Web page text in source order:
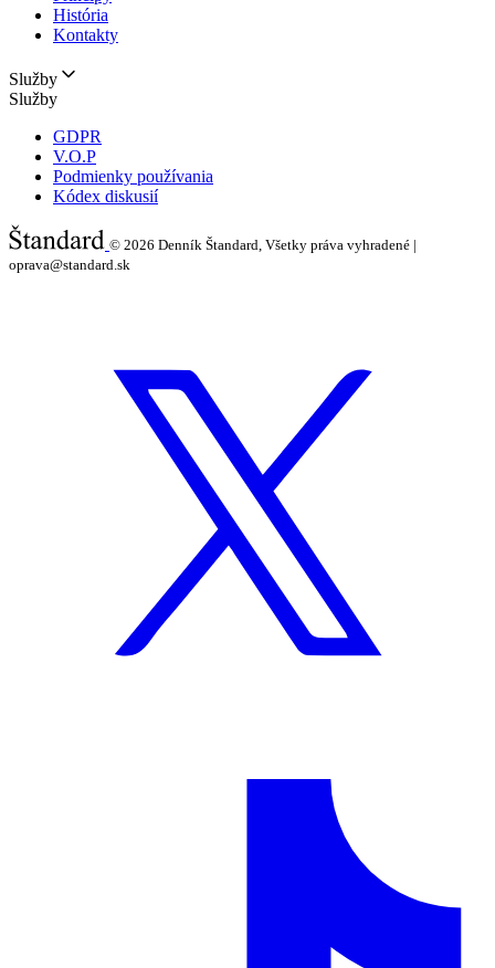
História
Kontakty
Služby
Služby
GDPR
V.O.P
Podmienky používania
Kódex diskusií
© 2026 Denník Štandard, Všetky práva vyhradené |
oprava@standard.sk